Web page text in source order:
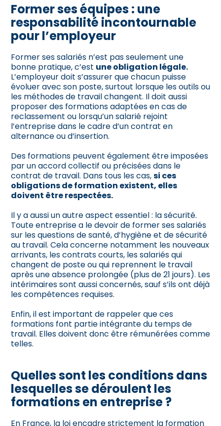
Former ses équipes : une
responsabilité incontournable
pour l’employeur
Former ses salariés n’est pas seulement une
bonne pratique, c’est une obligation légale.
L’employeur doit s’assurer que chacun puisse
évoluer avec son poste, surtout lorsque les outils ou
les méthodes de travail changent. Il doit aussi
proposer des formations adaptées en cas de
reclassement ou lorsqu’un salarié rejoint
l’entreprise dans le cadre d’un contrat en
alternance ou d’insertion.
Des formations peuvent également être imposées
par un accord collectif ou précisées dans le
contrat de travail. Dans tous les cas,si ces
obligations de formation existent, elles
doivent être respectées.
Il y a aussi un autre aspect essentiel : la sécurité.
Toute entreprise a le devoir de former ses salariés
sur les questions de santé, d’hygiène et de sécurité
au travail. Cela concerne notamment les nouveaux
arrivants, les contrats courts, les salariés qui
changent de poste ou qui reprennent le travail
après une absence prolongée (plus de 21 jours). Les
intérimaires sont aussi concernés, sauf s’ils ont déjà
les compétences requises.
Enfin, il est important de rappeler que ces
formations font partie intégrante du temps de
travail. Elles doivent donc être rémunérées comme
telles.
Quelles sont les conditions dans
lesquelles se déroulent les
formations en entreprise ?
En France, la loi encadre strictement la formation